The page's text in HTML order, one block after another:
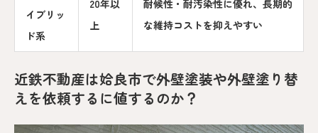
イブリッ
ド系
20年以
上
耐候性・耐汚染性に優れ、長期的
な維持コストを抑えやすい
近鉄不動産は姶良市で外壁塗装や外壁塗り替
えを依頼するに値するのか？